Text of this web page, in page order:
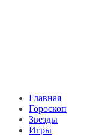
Главная
Гороскоп
Звезды
Игры